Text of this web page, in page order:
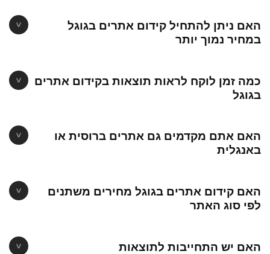
האם ניתן להתחיל קידום אתרים בגוגל
במחיר נמוך יותר
כמה זמן לוקח לראות תוצאות בקידום אתרים
בגוגל
האם אתם מקדמים גם אתרים ברוסית או
באנגלית
האם קידום אתרים בגוגל מחירים משתנים
לפי סוג האתר
האם יש התחייבות לתוצאות